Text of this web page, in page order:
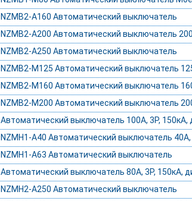
NZMB2-A160 Автоматический выключатель
NZMB2-A200 Автоматический выключатель
NZMB2-A250 Автоматический выключатель
NZMB2-M125 Автоматический выключатель
NZMB2-M160 Автоматический выключатель
NZMB2-M200 Автоматический выключатель
Автоматический выключатель 100А, 3P, 150кА,
NZMH1-A40 Автоматический выключатель
NZMH1-A63 Автоматический выключатель
Автоматический выключатель 80А, 3P, 150кА,
NZMH2-A250 Автоматический выключатель